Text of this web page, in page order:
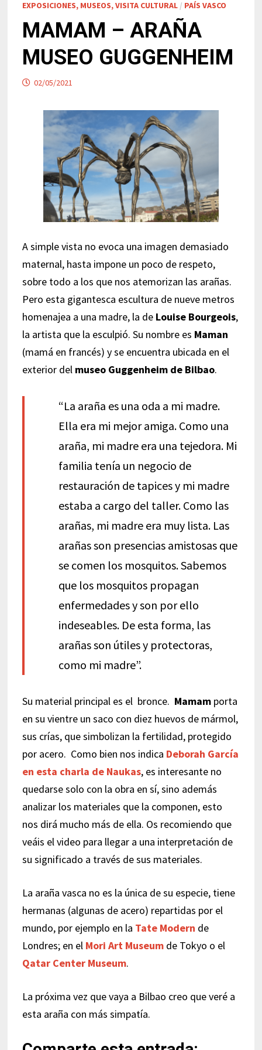
EXPOSICIONES, MUSEOS, VISITA CULTURAL/ PAÍS VASCO
MAMAM – ARAÑA
MUSEO GUGGENHEIM
02/05/2021
A simple vista no evoca una imagen demasiado
maternal, hasta impone un poco de respeto,
sobre todo a los que nos atemorizan las arañas.
Pero esta gigantesca escultura de nueve metros
homenajea a una madre, la de Louise Bourgeois,
la artista que la esculpió. Su nombre es Maman
(mamá en francés) y se encuentra ubicada en el
exterior del museo Guggenheim de Bilbao.
“La araña es una oda a mi madre.
Ella era mi mejor amiga. Como una
araña, mi madre era una tejedora. Mi
familia tenía un negocio de
restauración de tapices y mi madre
estaba a cargo del taller. Como las
arañas, mi madre era muy lista. Las
arañas son presencias amistosas que
se comen los mosquitos. Sabemos
que los mosquitos propagan
enfermedades y son por ello
indeseables. De esta forma, las
arañas son útiles y protectoras,
como mi madre”.
Su material principal es el bronce. Mamamporta
en su vientre un saco con diez huevos de mármol,
sus crías, que simbolizan la fertilidad, protegido
por acero. Como bien nos indica Deborah García
en esta charla de Naukas, es interesante no
quedarse solo con la obra en sí, sino además
analizar los materiales que la componen, esto
nos dirá mucho más de ella. Os recomiendo que
veáis el video para llegar a una interpretación de
su significado a través de sus materiales.
La araña vasca no es la única de su especie, tiene
hermanas (algunas de acero) repartidas por el
mundo, por ejemplo en la Tate Modern de
Londres; en el Mori Art Museumde Tokyo o el
Qatar Center Museum.
La próxima vez que vaya a Bilbao creo que veré a
esta araña con más simpatía.